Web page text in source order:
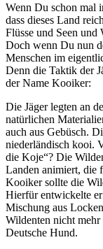
Wenn Du schon mal
dass dieses Land
Flüsse und Seen
Doch wenn Du nun
Menschen im
Denn die Taktik der
der Name Kooiker:
Die Jäger legten an
natürlichen
auch aus Gebüsch.
niederländisch kooi.
die Koje“? Die
Landen animiert, die
Kooiker sollte die
Hierfür entwickelte
Mischung aus
Wildenten nicht
Deutsche Hund.